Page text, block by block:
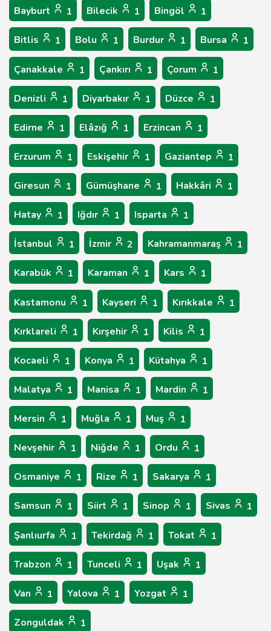
Bayburt 1 Bilecik 1 Bingöl 1
Bitlis 1 Bolu 1 Burdur 1 Bursa 1
Çanakkale 1 Çankırı 1 Çorum 1
Denizli 1 Diyarbakır 1 Düzce 1
Edirne 1 Elâzığ 1 Erzincan 1
Erzurum 1 Eskişehir 1 Gaziantep 1
Giresun 1 Gümüşhane 1 Hakkâri 1
Hatay 1 Iğdır 1 Isparta 1
İstanbul 1 İzmir 2 Kahramanmaraş 1
Karabük 1 Karaman 1 Kars 1
Kastamonu 1 Kayseri 1 Kırıkkale 1
Kırklareli 1 Kırşehir 1 Kilis 1
Kocaeli 1 Konya 1 Kütahya 1
Malatya 1 Manisa 1 Mardin 1
Mersin 1 Muğla 1 Muş 1
Nevşehir 1 Niğde 1 Ordu 1
Osmaniye 1 Rize 1 Sakarya 1
Samsun 1 Siirt 1 Sinop 1 Sivas 1
Şanlıurfa 1 Tekirdağ 1 Tokat 1
Trabzon 1 Tunceli 1 Uşak 1
Van 1 Yalova 1 Yozgat 1
Zonguldak 1